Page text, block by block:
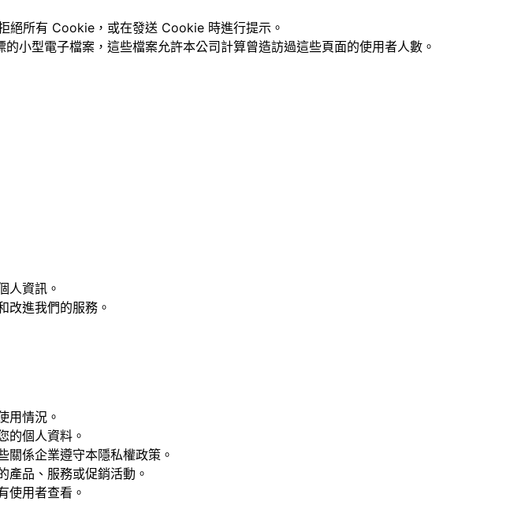
絕所有 Cookie，或在發送 Cookie 時進行提示。
小型電子檔案，這些檔案允許本公司計算曾造訪過這些頁面的使用者人數。
人資訊。
改進我們的服務。
用情況。
的個人資料。
關係企業遵守本隱私權政策。
產品、服務或促銷活動。
使用者查看。